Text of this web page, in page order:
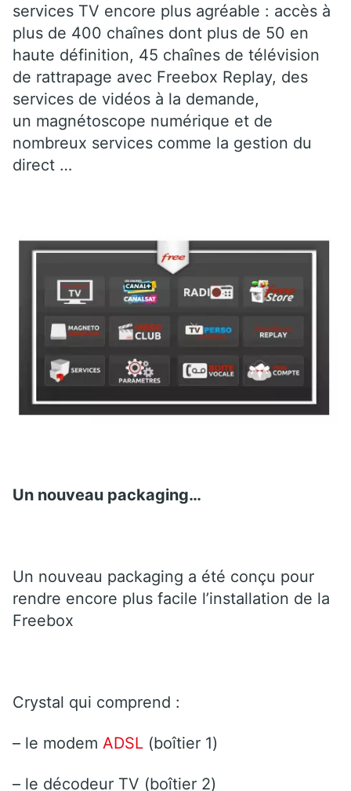
services TV encore plus agréable : accès à
plus de 400 chaînes dont plus de 50 en
haute définition, 45 chaînes de télévision
de rattrapage avec Freebox Replay, des
services de vidéos à la demande,
un magnétoscope numérique et de
nombreux services comme la gestion du
direct …
Un nouveau packaging…
Un nouveau packaging a été conçu pour
rendre encore plus facile l’installation de la
Freebox
Crystal qui comprend :
– le modem ADSL (boîtier 1)
– le décodeur TV (boîtier 2)